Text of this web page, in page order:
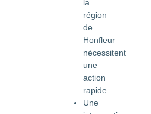
la
région
de
Honfleur
nécessitent
une
action
rapide.
Une